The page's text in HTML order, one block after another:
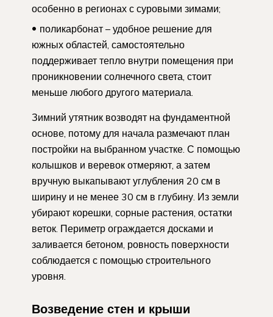
особенно в регионах с суровыми зимами;
поликарбонат – удобное решение для
южных областей, самостоятельно
поддерживает тепло внутри помещения при
проникновении солнечного света, стоит
меньше любого другого материала.
Зимний утятник возводят на фундаментной
основе, потому для начала размечают план
постройки на выбранном участке. С помощью
колышков и веревок отмеряют, а затем
вручную выкапывают углубления 20 см в
ширину и не менее 30 см в глубину. Из земли
убирают корешки, сорные растения, остатки
веток. Периметр ограждается досками и
заливается бетоном, ровность поверхности
соблюдается с помощью строительного
уровня.
Возведение стен и крыши